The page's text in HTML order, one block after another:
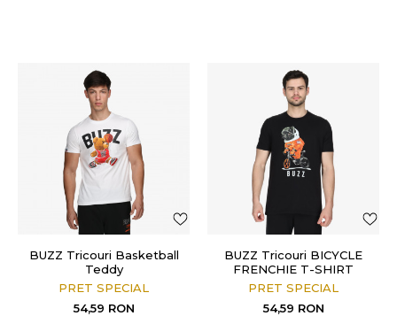
BUZZ Tricouri Basketball
Teddy
PRET SPECIAL
54,59 RON
BUZZ Tricouri BICYCLE
FRENCHIE T-SHIRT
PRET SPECIAL
54,59 RON